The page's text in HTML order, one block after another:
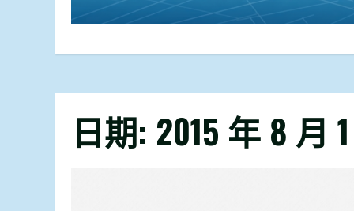
日期: 2015 年 8 月